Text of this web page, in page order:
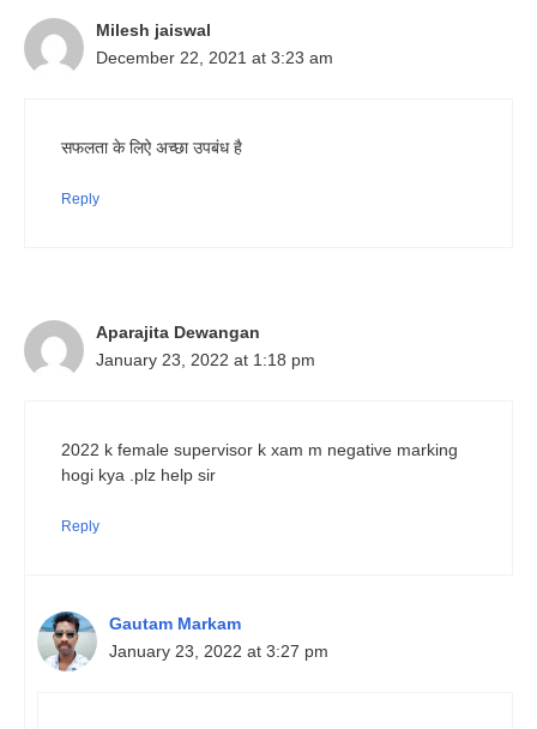
Milesh jaiswal
December 22, 2021 at 3:23 am
सफलता के लिऐ अच्छा उपबंध है
Reply
Aparajita Dewangan
January 23, 2022 at 1:18 pm
2022 k female supervisor k xam m negative marking
hogi kya .plz help sir
Reply
Gautam Markam
January 23, 2022 at 3:27 pm